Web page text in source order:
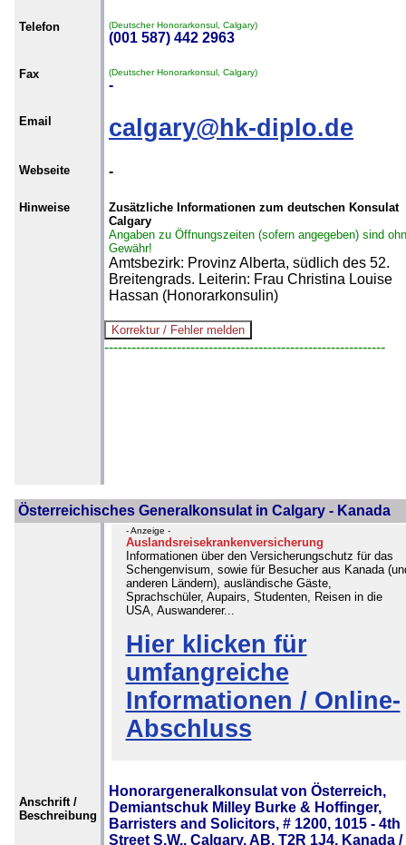
Telefon (Deutscher Honorarkonsul, Calgary)
(001 587) 442 2963
Fax (Deutscher Honorarkonsul, Calgary)
-
Email calgary@hk-diplo.de
Webseite -
Hinweise
Zusätzliche Informationen zum deutschen Konsulat
Calgary
Angaben zu Öffnungszeiten (sofern angegeben) sind
Gewähr!
Amtsbezirk: Provinz Alberta, südlich des 52.
Breitengrads. Leiterin: Frau Christina Louise
Hassan (Honorarkonsulin)
--------------------------------------------------------------
Österreichisches Generalkonsulat in Calgary - Kanada
- Anzeige -
Auslandsreisekrankenversicherung
Informationen über den Versicherungschutz für das
Schengenvisum, sowie für Besucher aus Kanada
anderen Ländern), ausländische Gäste,
Sprachschüler, Aupairs, Studenten, Reisen in die
USA, Auswanderer...
Hier klicken für
umfangreiche
Informationen / Online-
Abschluss
Anschrift /
Beschreibung
Honorargeneralkonsulat von Österreich,
Demiantschuk Milley Burke & Hoffinger,
Barristers and Solicitors, # 1200, 1015 - 4th
Street S.W., Calgary, AB, T2R 1J4, Kanada /